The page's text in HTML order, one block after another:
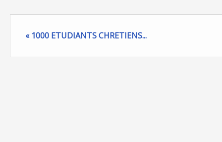
« 1000 ETUDIANTS CHRETIENS...